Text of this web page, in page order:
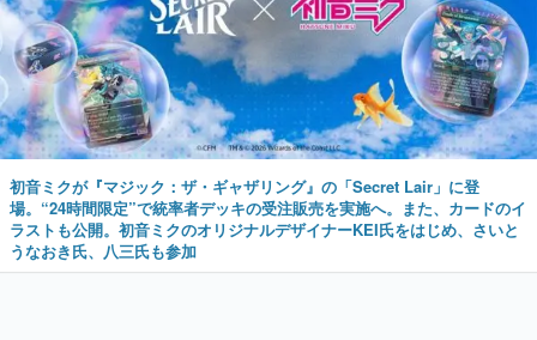
初音ミクが『マジック：ザ・ギャザリング』の「Secret Lair」に登
場。“24時間限定”で統率者デッキの受注販売を実施へ。また、カードのイ
ラストも公開。初音ミクのオリジナルデザイナーKEI氏をはじめ、さいと
うなおき氏、八三氏も参加